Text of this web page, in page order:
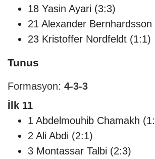
18 Yasin Ayari (3:3)
21 Alexander Bernhardsson
23 Kristoffer Nordfeldt (1:1)
Tunus
Formasyon: 4-3-3
İlk 11
1 Abdelmouhib Chamakh
2 Ali Abdi (2:1)
3 Montassar Talbi (2:3)